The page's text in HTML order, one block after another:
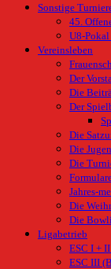
Sonstige
45.
U8-Pokal
Vereinsleben
Der
Die
Der
Die
Die
Die
Jahres-
Die
Die
Ligabetrieb
ESC I +
ESC III